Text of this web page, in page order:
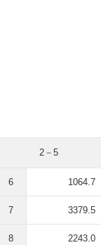
2－5
6 1064.7
7 3379.5
8 2243.0